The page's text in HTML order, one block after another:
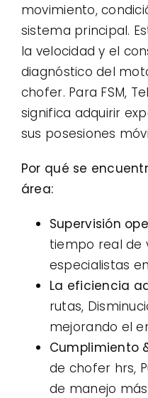
movimiento,
sistema principal.
la velocidad y el
diagnóstico del
chofer. Para FSM,
significa adquirir
sus posesiones
Por qué se
área:
Supervisión
tiempo real de
especialistas
La eficiencia
rutas,
mejorando el
Cumplimiento
de chofer hrs,
de manejo